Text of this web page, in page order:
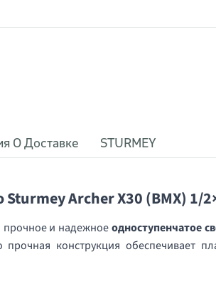
О Доставке STURMEY
Sturmey Archer X30 (BMX) 1/
прочное и надежноеодноступенчатое
прочная конструкция